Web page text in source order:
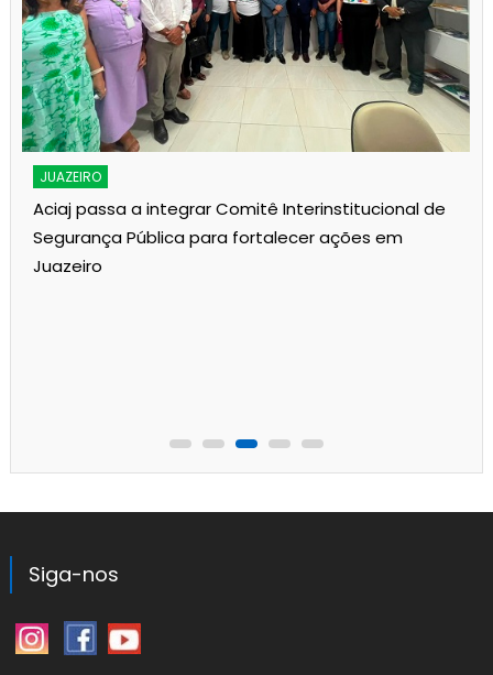
JUAZEIRO
Aciaj passa a integrar Comitê Interinstitucional de
Segurança Pública para fortalecer ações em
Juazeiro
Siga-nos